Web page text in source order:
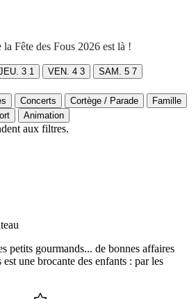
Fête des Fous 2026 est là !
3 1 VEN. 4 3 SAM. 5 7
Concerts Cortège / Parade
Famille
Animation
aux filtres.
petits gourmands... de bonnes affaires
une brocante des enfants : par les